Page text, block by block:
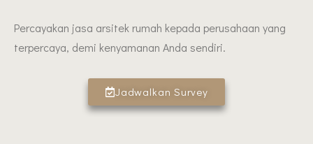
Percayakan jasa arsitek rumah kepada perusahaan yang
terpercaya, demi kenyamanan Anda sendiri.
Jadwalkan Survey